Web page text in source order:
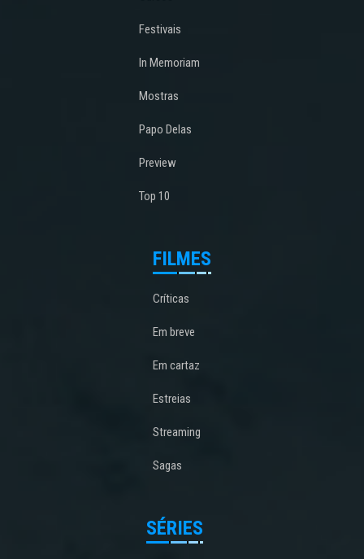
Festivais
In Memoriam
Mostras
Papo Delas
Preview
Top 10
FILMES
Críticas
Em breve
Em cartaz
Estreias
Streaming
Sagas
SÉRIES